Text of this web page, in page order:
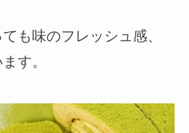
も味のフレッシュ感、
す。